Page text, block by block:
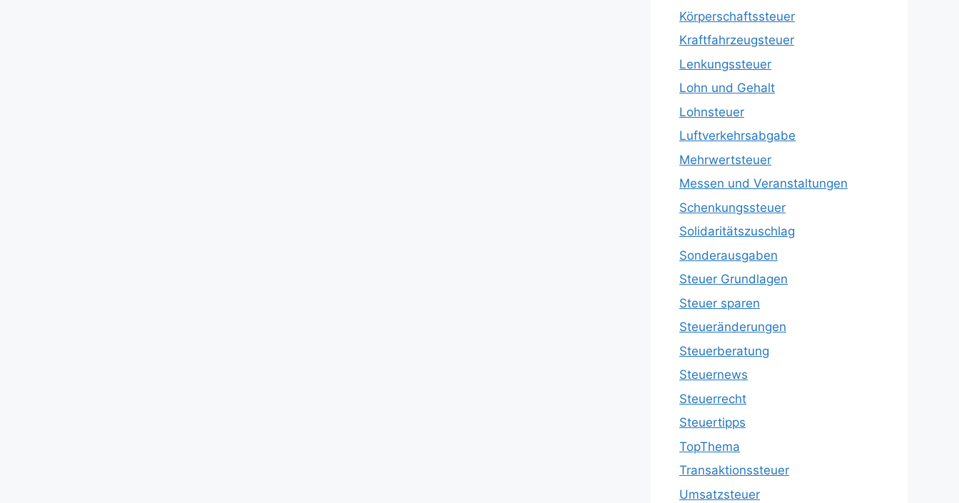
Körperschaftssteuer
Kraftfahrzeugsteuer
Lenkungssteuer
Lohn und Gehalt
Lohnsteuer
Luftverkehrsabgabe
Mehrwertsteuer
Messen und Veranstaltungen
Schenkungssteuer
Solidaritätszuschlag
Sonderausgaben
Steuer Grundlagen
Steuer sparen
Steueränderungen
Steuerberatung
Steuernews
Steuerrecht
Steuertipps
TopThema
Transaktionssteuer
Umsatzsteuer